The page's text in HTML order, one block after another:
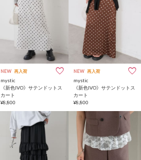
NEW 再入荷
mystic
《新色IVO》サテンドットス
カート
¥8,800
NEW 再入荷
mystic
《新色IVO》サテンドットス
カート
¥8,800